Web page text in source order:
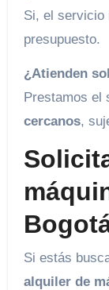
Si, el servicio incluye operario y ya está dentro del
presupuesto.
¿Atienden
Prestamos
cercanos,
Si estás
alquiler de